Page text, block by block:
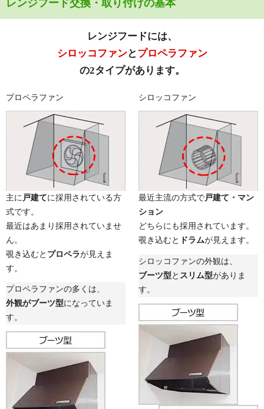
レンジフード交換・取り付けの基本
レンジフードには、
シロッコファンと プロペラファン
の2タイプがあります。
プロペラファン
主に 戸建てに採用されている方
式です。
最近はあまり採用されていませ
ん。
覗き込むと プロペラが見えま
す。
プロペラファンの多くは、
外観がブーツ型になっていま
す。
シロッコファン
最近主流の方式で戸建て・マン
ション
どちらにも採用されています。
覗き込むと ドラムが見えます。
シロッコファンの外観は、
ブーツ型 と スリム型がありま
す。